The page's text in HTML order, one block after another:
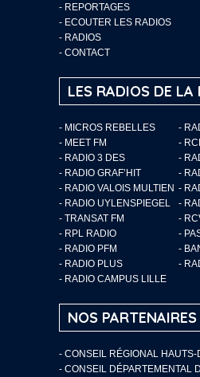
- REPORTAGES
- ECOUTER LES RADIOS
- RADIOS
- CONTACT
LES RADIOS DE LA
- MICROS REBELLES
-
- MEET FM
-
- RADIO 3 DES
-
- RADIO GRAF’HIT
-
- RADIO VALOIS MULTIEN -
- RADIO UYLENSPIEGEL
-
- TRANSAT FM
-
- RPL RADIO
-
- RADIO PFM
-
- RADIO PLUS
-
- RADIO CAMPUS LILLE
NOS PARTENAIRES
- CONSEIL RÉGIONAL
- CONSEIL DÉPARTEMENTAL